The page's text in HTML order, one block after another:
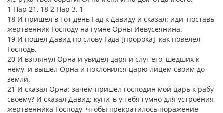
1 Пар 21, 18 2 Пар 3, 1
18 И пришел в тот день Гад к Давиду и сказал: иди, поставь
жертвенник Господу на гумне Орны Иевусеянина.
19 И пошел Давид по слову Гада [пророка], как повелел
Господь.
20 И взглянул Орна и увидел царя и слуг его, шедших к
нему, и вышел Орна и поклонился царю лицем своим до
земли.
21 И сказал Орна: зачем пришел господин мой царь к рабу
своему? И сказал Давид: купить у тебя гумно для устроения
жертвенника Господу, чтобы прекратилось поражение